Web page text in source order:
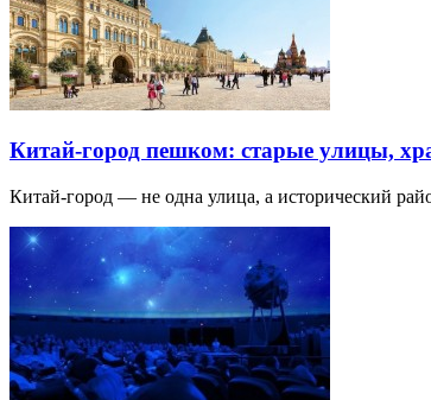
Китай-город пешком: старые улицы,
Китай-город — не одна улица, а исторический